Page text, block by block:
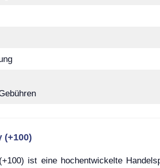
(+100)
ist eine hochentwickelte